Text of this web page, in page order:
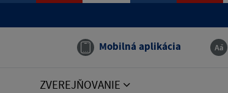
Mobilná aplikácia
ZVEREJŇOVANIE